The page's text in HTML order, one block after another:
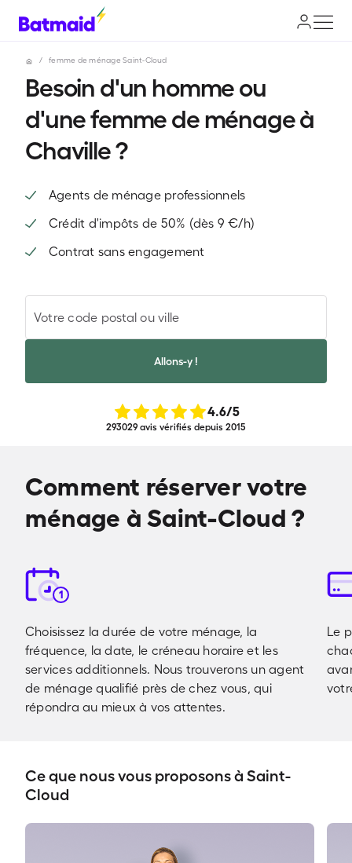
/ femme de ménage Saint-Cloud
Besoin d'un homme ou
d'une femme de ménage à
Chaville ?
Agents de ménage professionnels
Crédit d'impôts de 50% (dès 9 €/h)
Contrat sans engagement
Votre code postal ou ville
Allons-y !
4.6/5
293029 avis vérifiés depuis 2015
Comment réserver votre
ménage à Saint-Cloud ?
1
Choisissez la durée de votre ménage, la
fréquence, la date, le créneau horaire et les
services additionnels. Nous trouverons un agent
de ménage qualifié près de chez vous, qui
répondra au mieux à vos attentes.
Le
Ce que nous vous proposons à Saint-
Cloud